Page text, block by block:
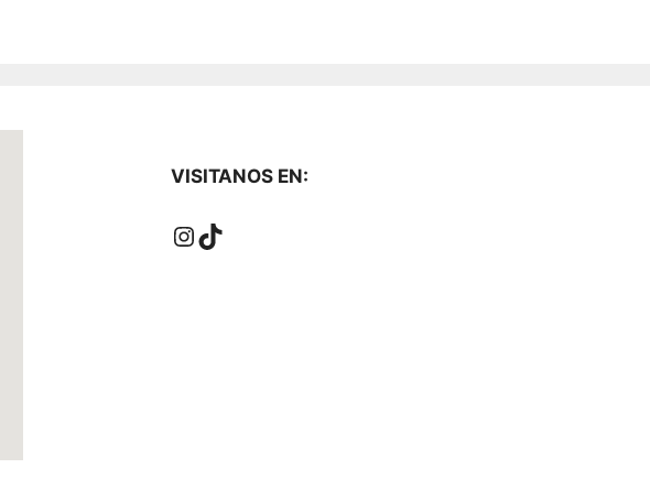
VISITANOS EN:
Instagram
TikTok